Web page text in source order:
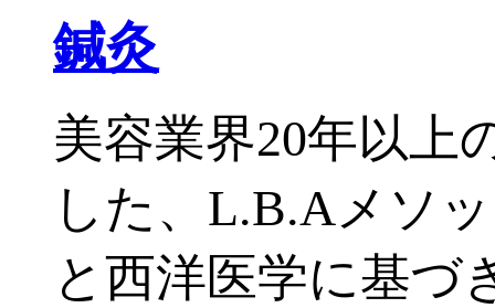
鍼灸
美容業界20年以上
した、L.B.Aメソ
と西洋医学に基づ